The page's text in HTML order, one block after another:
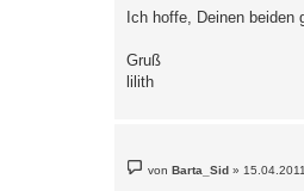
Ich hoffe, Deinen beiden
Gruß
lilith
e
vonBarta_Sid »